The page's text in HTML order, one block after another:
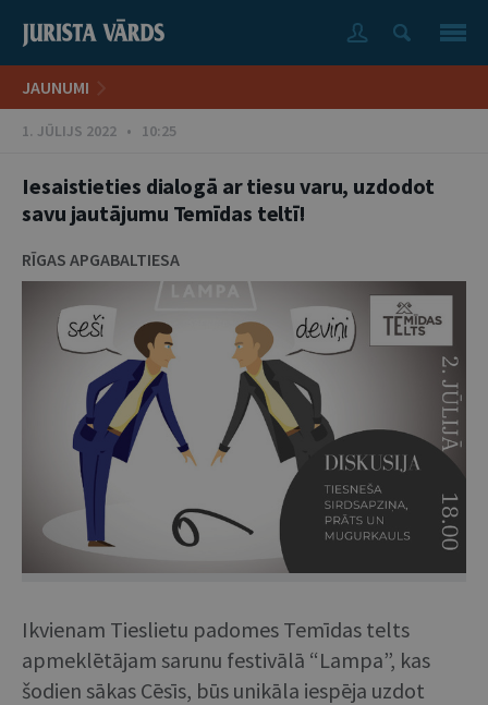
JAUNUMI
1. JŪLIJS 2022 • 10:25
Iesaistieties dialogā ar tiesu varu, uzdodot
savu jautājumu Temīdas teltī!
RĪGAS APGABALTIESA
Ikvienam Tieslietu padomes Temīdas telts
apmeklētājam sarunu festivālā “Lampa”, kas
šodien sākas Cēsīs, būs unikāla iespēja uzdot